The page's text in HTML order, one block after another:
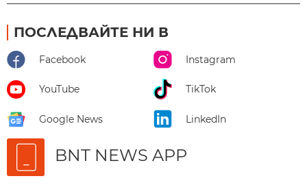
ПОСЛЕДВАЙТЕ НИ В
Facebook Instagram
YouTube TikTok
Google News LinkedIn
BNT NEWS APP